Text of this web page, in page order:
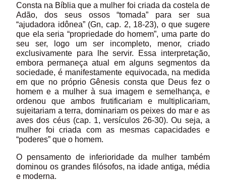
Consta na Bíblia que a mulher foi criada da costela de
Adão, dos seus ossos “tomada” para ser sua
“ajudadora idônea” (Gn, cap. 2, 18-23), o que sugere
que ela seria “propriedade do homem”, uma parte do
seu ser, logo um ser incompleto, menor, criado
exclusivamente para lhe servir. Essa interpretação,
embora permaneça atual em alguns segmentos da
sociedade, é manifestamente equivocada, na medida
em que no próprio Gênesis consta que Deus fez o
homem e a mulher à sua imagem e semelhança, e
ordenou que ambos frutificariam e multiplicariam,
sujeitariam a terra, dominariam os peixes do mar e as
aves dos céus (cap. 1, versículos 26-30). Ou seja, a
mulher foi criada com as mesmas capacidades e
“poderes” que o homem.
O pensamento de inferioridade da mulher também
dominou os grandes filósofos, na idade antiga, média
e moderna.